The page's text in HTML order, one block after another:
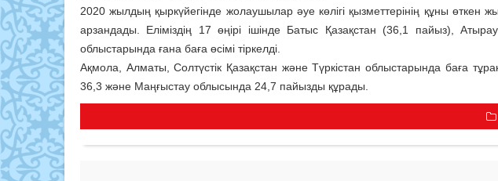
2020 жылдың қыркүйегінде жолаушылар әуе көлігі қызметтерінің құны өткен
арзандады. Еліміздің 17 өңірі ішінде Батыс Қазақстан (36,1 пайыз),
облыстарында ғана баға өсімі тіркелді.
Ақмола, Алматы, Солтүстік Қазақстан және Түркістан облыстарында баға
36,3 және Маңғыстау облысында 24,7 пайызды құрады.